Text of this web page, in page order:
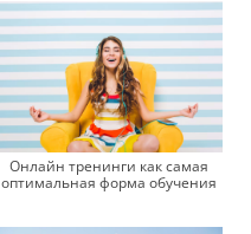
Онлайн тренинги как самая
оптимальная форма обучения